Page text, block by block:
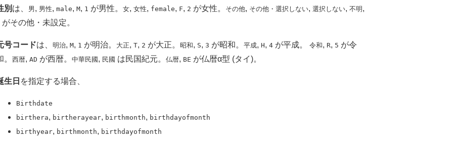
別 は、 男 , 男性, male, M, 1 が男性。 女, 女性, female, F, 2 が女性。 その他, その他・選択しない, 選択しない, 不明 ,
がその他・未設定。
号コードは、 明治, M, 1 が明治。 大正, T, 2 が大正。 昭和, S, 3 が昭和。 平成, H, 4 が平成。 令和, R, 5 が令
。 西暦, AD が西暦。 中華民國 , 民國 は民国紀元。 仏暦, BE が仏暦α型 (タイ)。
生日 を指定する場合、
Birthdate
birthera, birtherayear, birthmonth, birthdayofmonth
birthyear, birthmonth, birthdayofmonth